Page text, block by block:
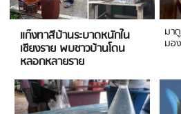
แก๊งทาสีบ้านระบาดหนักใน
เชียงราย พบชาวบ้านโดน
หลอกหลายราย
มา
มอ